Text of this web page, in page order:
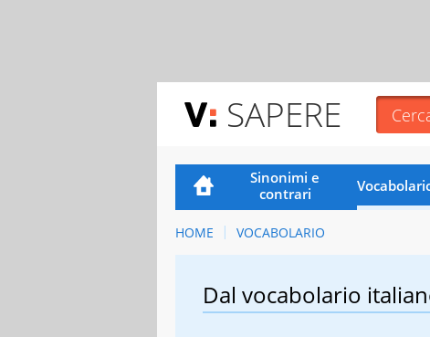
SAPERE
Sinonimi e
contrari
HOME VOCABOLARIO
Dal vocabolario